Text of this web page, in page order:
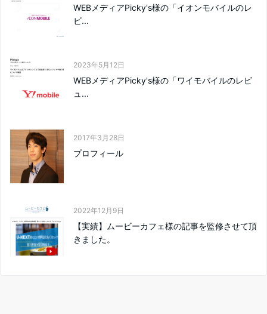
WEBメディアPicky's様の「イオンモバイルのレ
ビ...
2023年5月12日
WEBメディアPicky's様の「ワイモバイルのレビ
ュ...
2017年3月28日
プロフィール
2022年12月9日
【実績】ムービーカフェ様の記事を監修させて頂
きました。